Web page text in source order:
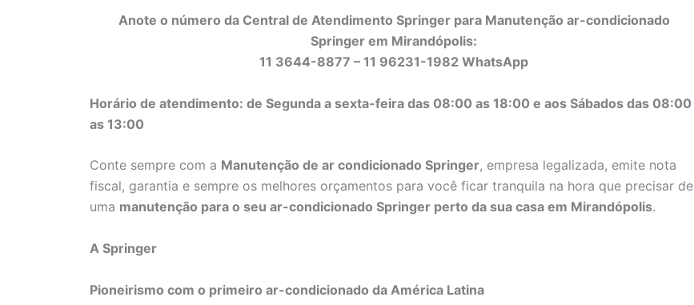
Anote o número da Central de Atendimento Springer para Manutenção ar-condicionado
Springer em Mirandópolis:
11 3644-8877 – 11 96231-1982 WhatsApp
Horário de atendimento: de Segunda a sexta-feira das 08:00 as 18:00 e aos Sábados das 08:00
as 13:00
Conte sempre com a Manutenção de ar condicionado Springer, empresa legalizada, emite nota
fiscal, garantia e sempre os melhores orçamentos para você ficar tranquila na hora que precisar de
uma manutenção para o seu ar-condicionado Springer perto da sua casa em Mirandópolis.
A Springer
Pioneirismo com o primeiro ar-condicionado da América Latina